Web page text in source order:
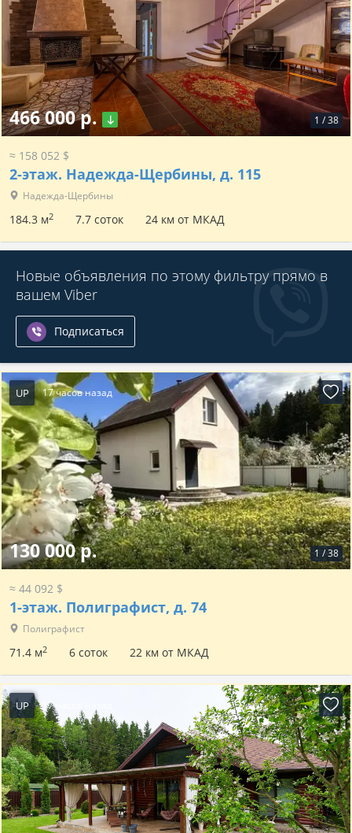
1 /38
466 000 р.
≈ 158 052 $
2-этаж. Надежда-Щербины, д. 115
Надежда-Щербины
184.3 м2 7.7 соток 24 км от МКАД
Новые объявления по этому фильтру прямо в
вашем Viber
Подписаться
UP 17 часов назад
1 /38
130 000 р.
≈ 44 092 $
1-этаж. Полиграфист, д. 74
Полиграфист
71.4 м2 6 соток 22 км от МКАД
UP 17 часов назад